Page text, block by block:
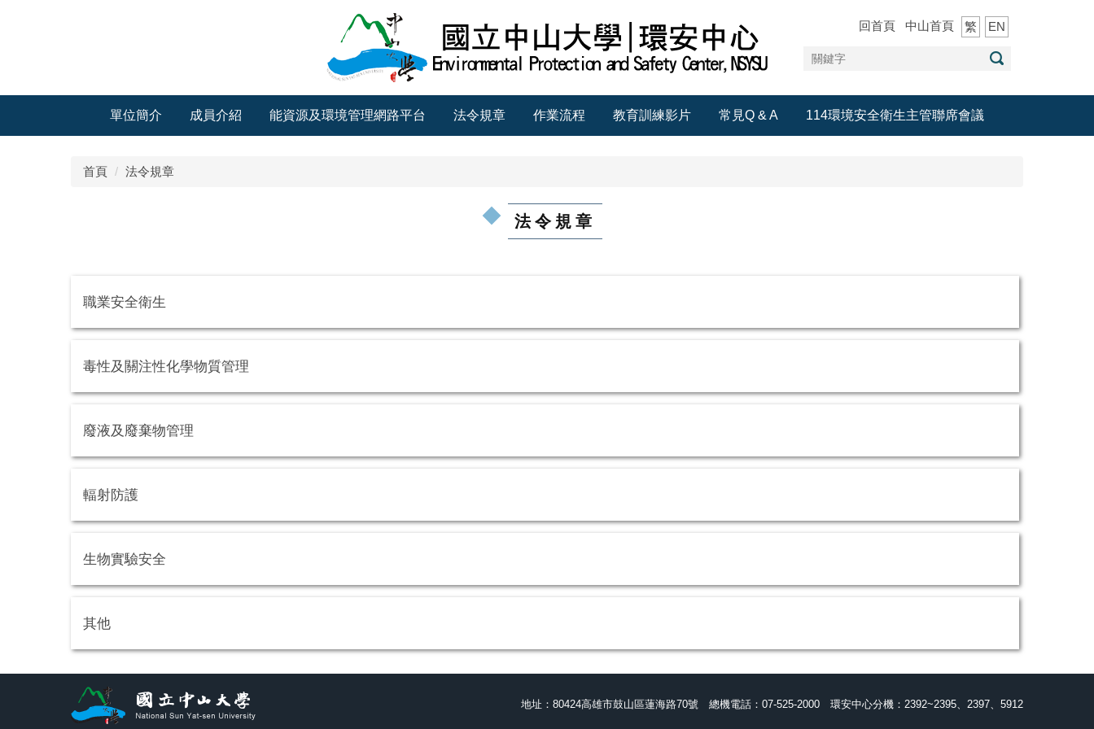
回首頁 中山首頁 繁 EN
單位簡介 成員介紹 能資源及環境管理網路平台 法令規章 作業流程 教育訓練影片 常見Q & A 114環境安全衛生主管聯席會議
首頁 法令規章
法令規章
職業安全衛生
毒性及關注性化學物質管理
廢液及廢棄物管理
輻射防護
生物實驗安全
其他
地址：80424高雄市鼓山區蓮海路70號 總機電話：07-525-2000 環安中心分機：2392~2395、2397、5912